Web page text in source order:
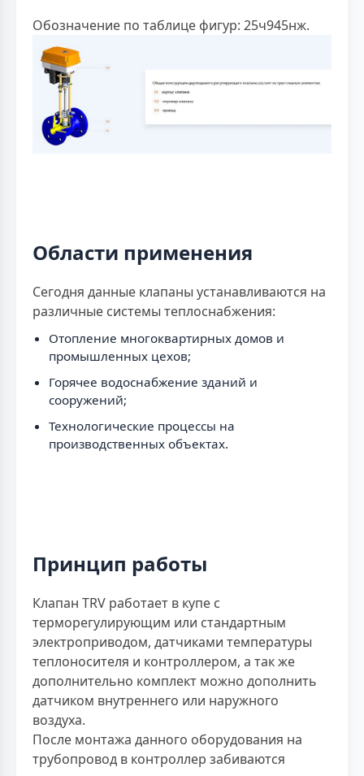
Обозначение по таблице фигур: 25ч945нж.
Области применения
Сегодня данные клапаны устанавливаются на
различные системы теплоснабжения:
Отопление многоквартирных домов и
промышленных цехов;
Горячее водоснабжение зданий и
сооружений;
Технологические процессы на
производственных объектах.
Принцип работы
Клапан TRV работает в купе с
терморегулирующим или стандартным
электроприводом, датчиками температуры
теплоносителя и контроллером, а так же
дополнительно комплект можно дополнить
датчиком внутреннего или наружного
воздуха.
После монтажа данного оборудования на
трубопровод в контроллер забиваются